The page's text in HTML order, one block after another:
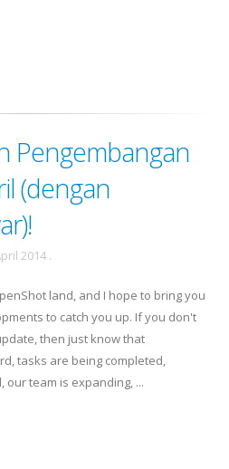
Pengembangan
(dengan
2014 .
land, and I hope to bring you
to catch you up. If you don't
then just know that
tasks are being completed,
team is expanding, ...